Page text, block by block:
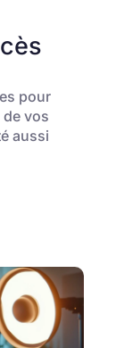
pour
vos
aussi